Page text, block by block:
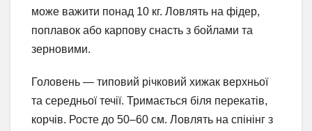
може важити понад 10 кг. Ловлять на фідер,
поплавок або карпову снасть з бойлами та
зерновими.
Головень — типовий річковий хижак верхньої
та середньої течії. Тримається біля перекатів,
корчів. Росте до 50–60 см. Ловлять на спінінг з